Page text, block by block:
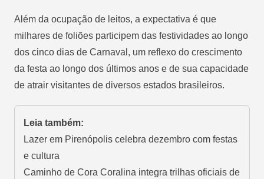
Além da ocupação de leitos, a expectativa é que
milhares de foliões participem das festividades ao longo
dos cinco dias de Carnaval, um reflexo do crescimento
da festa ao longo dos últimos anos e de sua capacidade
de atrair visitantes de diversos estados brasileiros.
Leia também:
Lazer em Pirenópolis celebra dezembro com festas
e cultura
Caminho de Cora Coralina integra trilhas oficiais de